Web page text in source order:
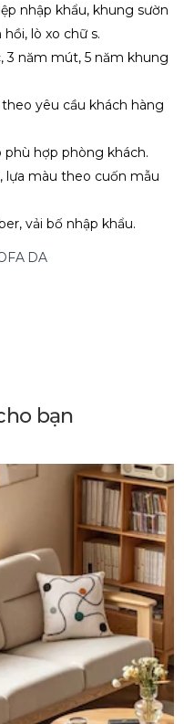
nhập khẩu, khung sườn
lò xo chữ s.
3 năm mút, 5 năm khung
yêu cầu khách hàng
phù hợp phòng khách.
lựa màu theo cuốn mẫu
vải bố nhập khẩu.
DA
bạn